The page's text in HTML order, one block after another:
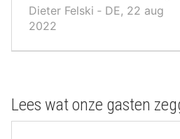
Dieter Felski ‐ DE, 22 aug
2022
Lees wat onze gasten